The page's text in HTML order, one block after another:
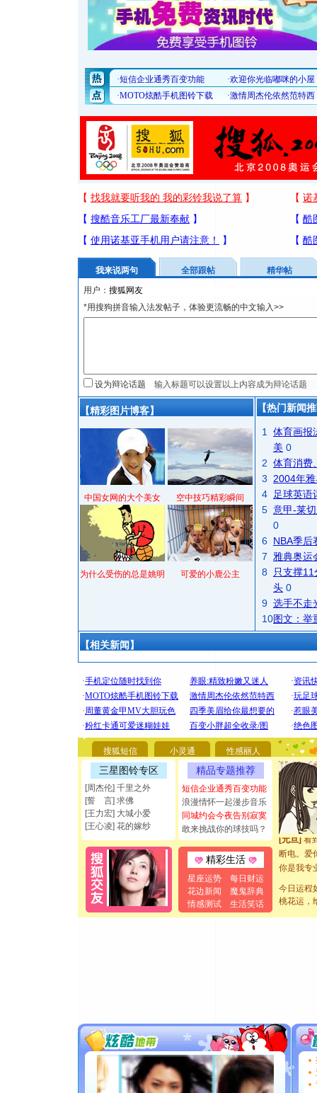
我来说两句 全部跟帖
精华帖
用户：
*用搜狗拼音输入法发帖子，体验更流畅的中文输入>>
设为辩论话题
【精彩图片博客】
中国女网的大个美女 空中技巧精彩瞬间
为什么受伤的总是姚明 可爱的小鹿公主
【热门新闻
1
体育画报
美 0
2 体育消费
3
2004年
4
足球英语
5 意甲-莱
0
6 NBA季后
7
雅典奥运
8
只支撑
头 0
9 选手不走
10图文：举
【相关新闻】
搜狐短信 小灵通 性感丽人
三星图铃专区
[周杰伦] 千里之外
[誓 言] 求佛
[王力宏] 大城小爱
[王心凌] 花的嫁纱
精品专题推荐
短信企业通秀百变功能
浪漫情怀一起漫步音乐
同城约会今夜告别寂寞
敢来挑战你的球技吗？
精彩生活
星座运势
每日财运
花边新闻
魔鬼辞典
情感测试
生活笑话
[圣诞节]
要平安
[圣诞节]
能正大光
都要快乐
[圣诞节]
如意,快
[元旦]看
断电。爱
你是我
[元旦] 如
起；二是
离。水晶
[元旦]当
送你一棵
[圣诞节]
你太多
要平安
[圣诞节]
今日运程
桃花运，